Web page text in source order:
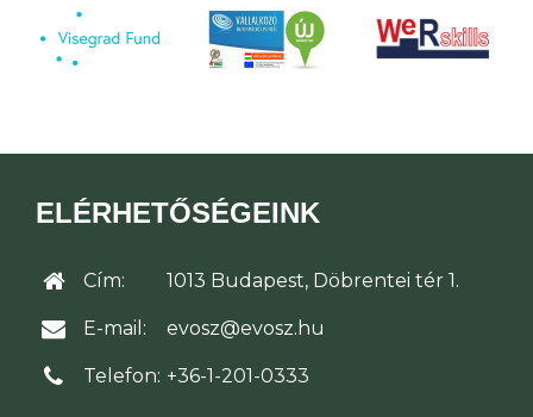
ELÉRHETŐSÉGEINK
Cím: 1013 Budapest, Döbrentei tér 1.
E-mail: evosz@evosz.hu
Telefon: +36-1-201-0333